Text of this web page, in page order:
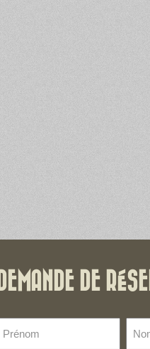
DEMANDE DE
(Nécessaire)
de